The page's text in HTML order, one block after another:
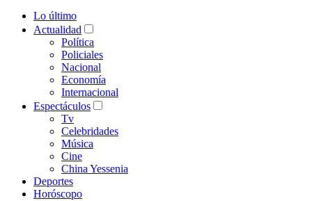
Lo último
Actualidad
Política
Policiales
Nacional
Economía
Internacional
Espectáculos
Tv
Celebridades
Música
Cine
China Yessenia
Deportes
Horóscopo